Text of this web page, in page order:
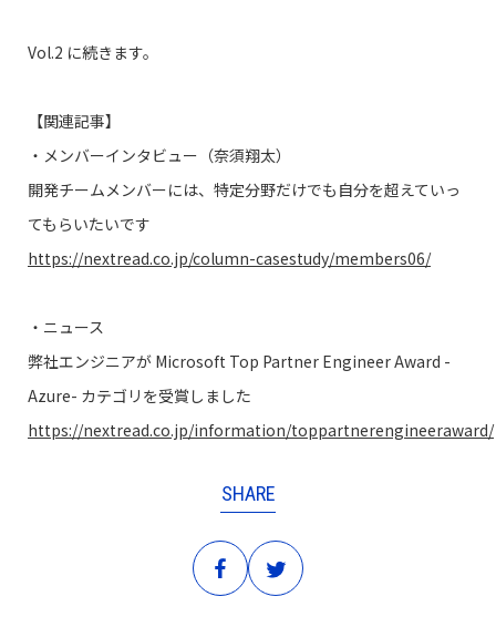
Vol.2 に続きます。
【関連記事】
・メンバーインタビュー（奈須翔太）
開発チームメンバーには、特定分野だけでも自分を超えていっ
てもらいたいです
https://nextread.co.jp/column-casestudy/members06/
・ニュース
弊社エンジニアが Microsoft Top Partner Engineer Award -
Azure- カテゴリを受賞しました
https://nextread.co.jp/information/toppartnerengineeraward/
SHARE